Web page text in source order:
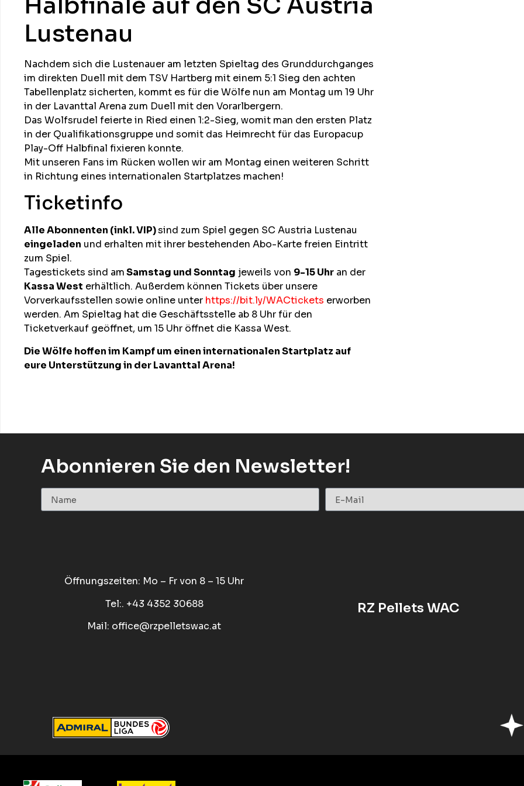
Lustenau
Nachdem sich die Lustenauer am letzten Spieltag des Grunddurchganges
im direkten Duell mit dem TSV Hartberg mit einem 5:1 Sieg den achten
Tabellenplatz sicherten, kommt es für die Wölfe nun am Montag um 19 Uhr
in der Lavanttal Arena zum Duell mit den Vorarlbergern.
Das Wolfsrudel feierte in Ried einen 1:2-Sieg, womit man den ersten Platz
in der Qualifikationsgruppe und somit das Heimrecht für das Europacup
Play-Off Halbfinal fixieren konnte.
Mit unseren Fans im Rücken wollen wir am Montag einen weiteren Schritt
in Richtung eines internationalen Startplatzes machen!
Ticketinfo
Alle Abonnenten (inkl. VIP)sind zum Spiel gegen SC Austria Lustenau
eingeladen und erhalten mit ihrer bestehenden Abo-Karte freien Eintritt
zum Spiel.
Tagestickets sind amSamstag und Sonntag jeweils von 9-15 Uhr an der
Kassa West erhältlich. Außerdem können Tickets über unsere
Vorverkaufsstellen sowie online unter https://bit.ly/WACtickets erworben
werden. Am Spieltag hat die Geschäftsstelle ab 8 Uhr für den
Ticketverkauf geöffnet, um 15 Uhr öffnet die Kassa West.
Die Wölfe hoffen im Kampf um einen internationalen Startplatz auf
eure Unterstützung in der Lavanttal Arena!
Abonnieren Sie den Newsletter!
Öffnungszeiten: Mo – Fr von 8 – 15 Uhr
Tel:. +43 4352 30688
Mail: office@rzpelletswac.at
RZ Pellets WAC